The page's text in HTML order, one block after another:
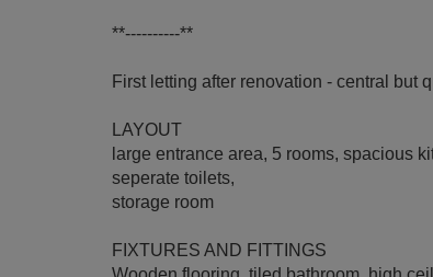
**----------**
First letting after renovation - central but
LAYOUT
large entrance area, 5 rooms, spacious
seperate toilets,
storage room
FIXTURES AND FITTINGS